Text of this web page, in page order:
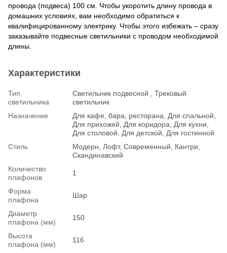
провода (подвеса) 100 см. Чтобы укоротить длину провода в
домашних условиях, вам необходимо обратиться к
квалифицированному электрику. Чтобы этого избежать – сразу
заказывайте подвесные светильники с проводом необходимой
длины.
Характеристики
Тип
светильника
Светильник подвесной , Трековый
светильник
Назначение
Для кафе, бара, ресторана, Для спальной,
Для прихожей, Для коридора, Для кухни,
Для столовой, Для детской, Для гостинной
Стиль
Модерн, Лофт, Современный, Кантри,
Скандинавский
Количество
плафонов
1
Форма
плафона
Шар
Диаметр
плафона (мм)
150
Высота
плафона (мм)
116